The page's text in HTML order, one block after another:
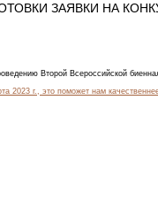
ЗАЯВКИ НА
Второй Всероссийской
2023 г., это поможет нам